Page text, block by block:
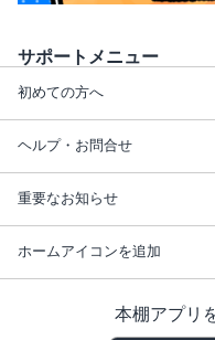
サポートメニュー
初めての方へ
ヘルプ・お問合せ
重要なお知らせ
ホームアイコンを追加
本棚アプリ